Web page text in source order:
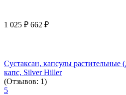
1 025 ₽ 662 ₽
Сустаксан, капсулы растительные
капс, Silver Hiller
(Отзывов: 1)
5